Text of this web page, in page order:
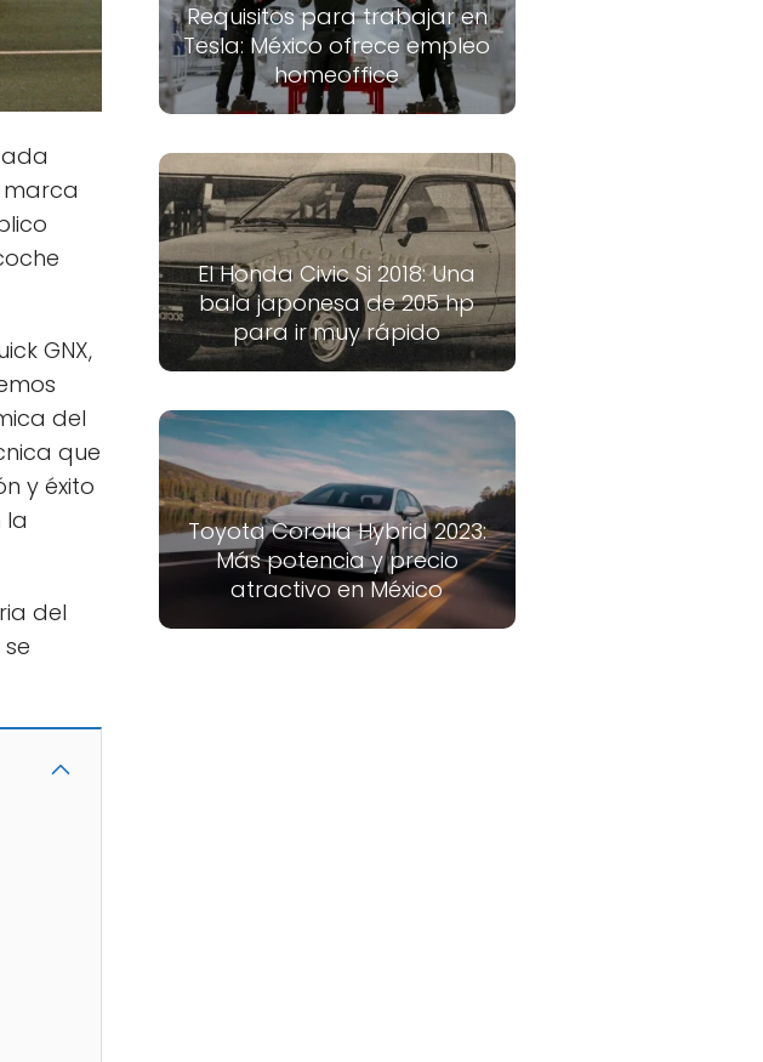
marca
GNX,
del
que
y éxito
la
del
Requisitos para trabajar en
Tesla: México ofrece empleo
homeoffice
El Honda Civic Si 2018: Una
bala japonesa de 205 hp
para ir muy rápido
Toyota Corolla Hybrid 2023:
Más potencia y precio
atractivo en México